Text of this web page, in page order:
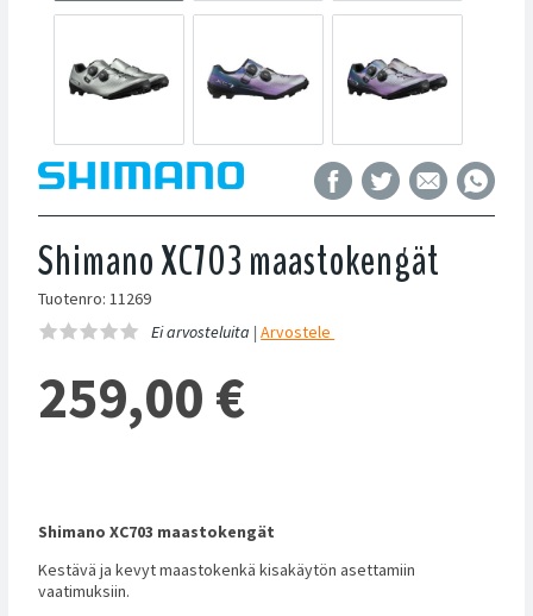
Shimano XC703 maastokengät
Tuotenro: 11269
Ei arvosteluita |Arvostele
259,00 €
Shimano XC703 maastokengät
Kestävä ja kevyt maastokenkä kisakäytön asettamiin
vaatimuksiin.